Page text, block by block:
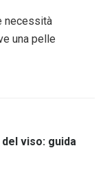
necessità
una pelle
viso: guida